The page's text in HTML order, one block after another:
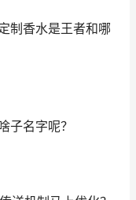
制香水是王者和哪
子名字呢？